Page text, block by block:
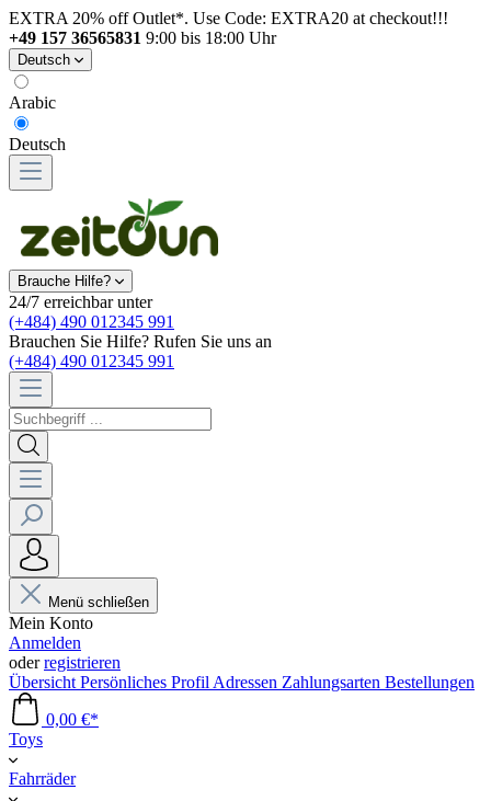
EXTRA 20% off Outlet*. Use Code: EXTRA20 at checkout!!!
+49 157 36565831 9:00 bis 18:00 Uhr
Deutsch
Arabic
Deutsch
Brauche Hilfe?
24/7 erreichbar unter
(+484) 490 012345 991
Brauchen Sie Hilfe? Rufen Sie uns an
(+484) 490 012345 991
Menü schließen
Mein Konto
Anmelden
oderregistrieren
Übersicht Persönliches Profil Adressen Zahlungsarten Bestellungen
0,00 €*
Toys
Fahrräder